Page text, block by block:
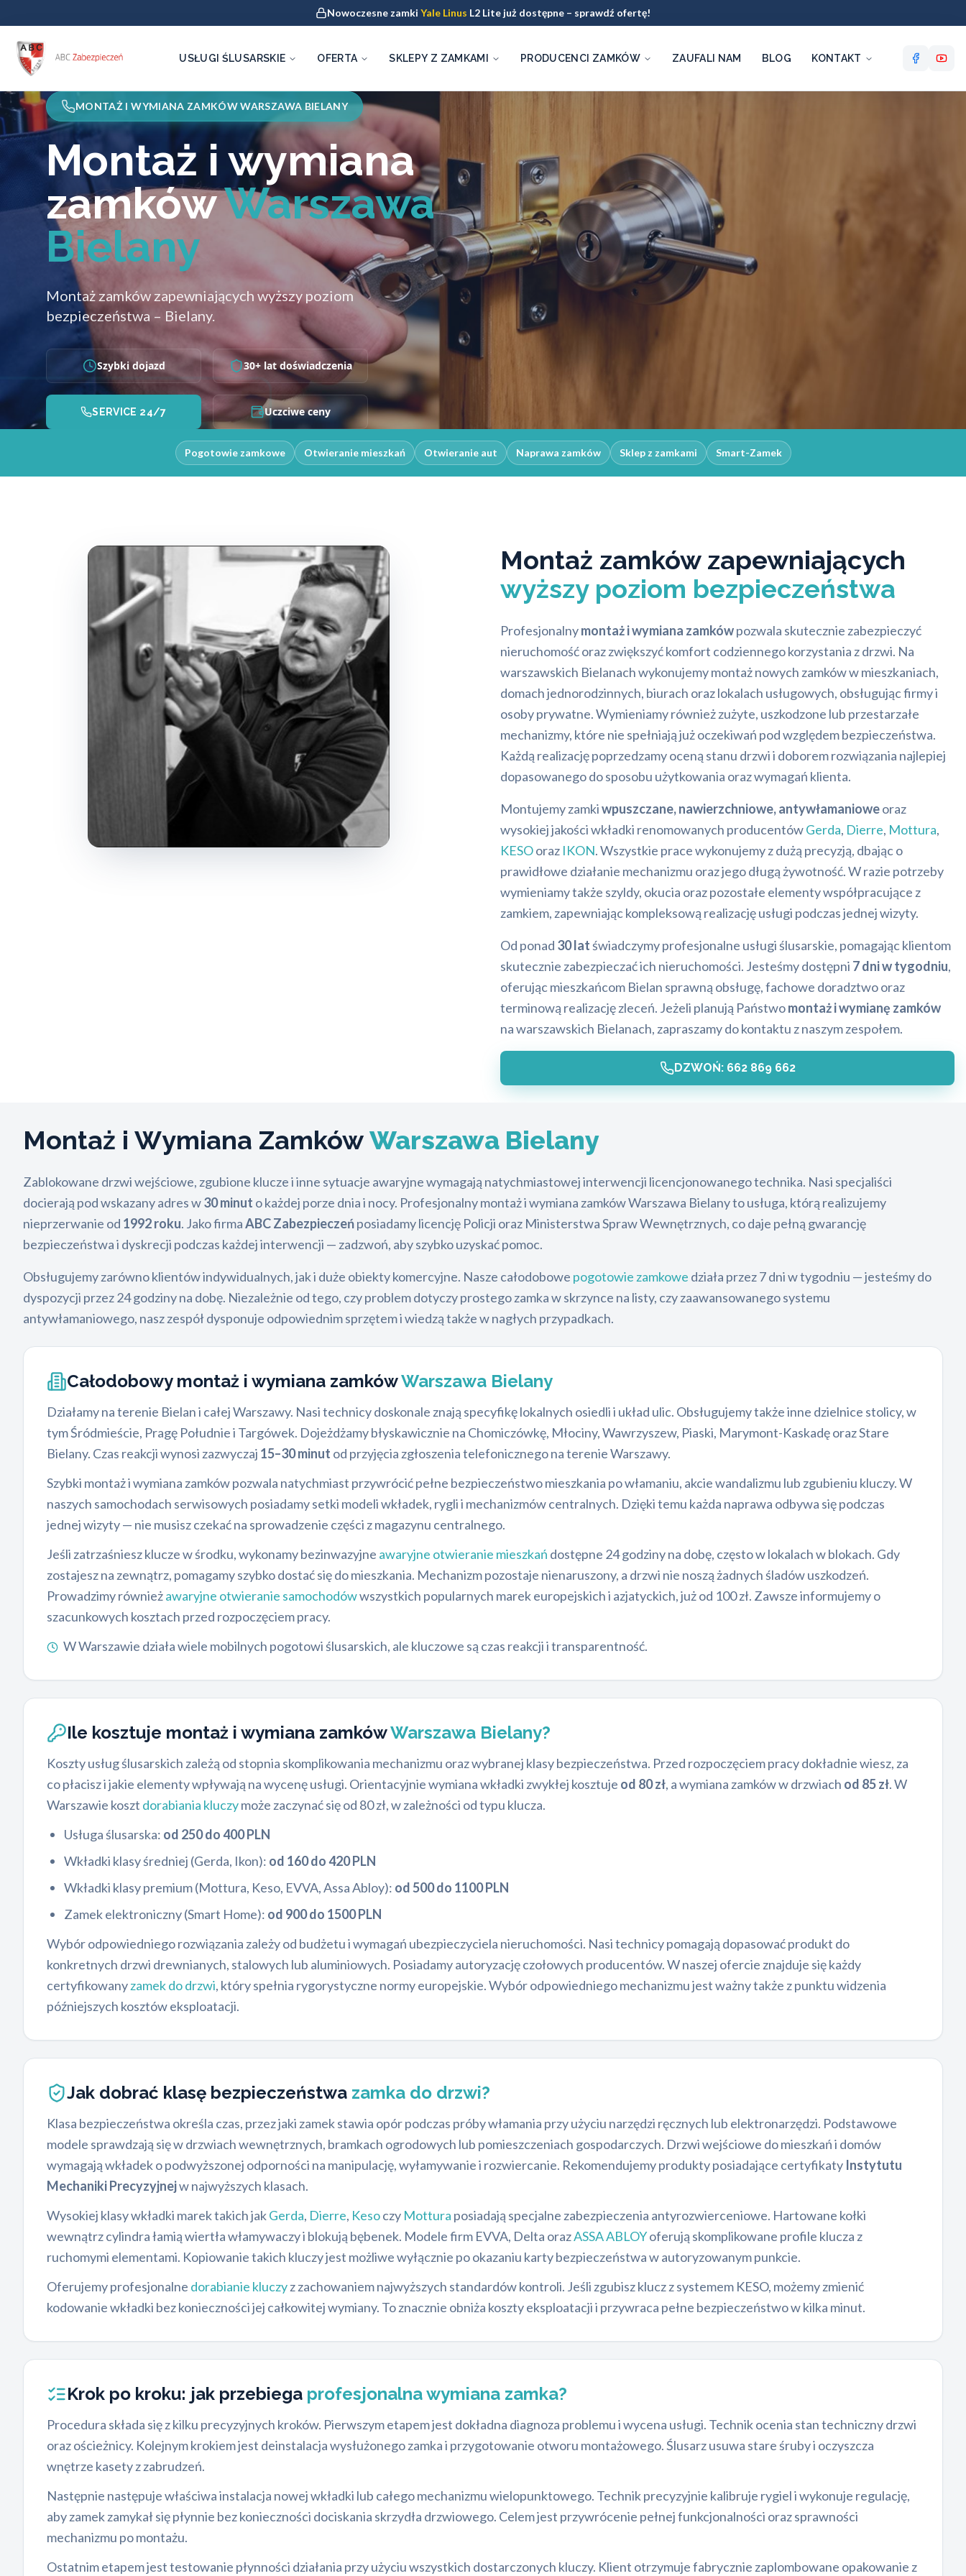
Nowoczesne zamki Yale Linus L2 Lite już dostępne – sprawdź ofertę!
USŁUGI ŚLUSARSKIE OFERTA SKLEPY Z ZAMKAMI PRODUCENCI ZAMKÓW ZAUFALI NAM BLOG KONTAKT
MONTAŻ I WYMIANA ZAMKÓW WARSZAWA BIELANY
Montaż i wymiana
zamkówWarszawa
Bielany
Montaż zamków zapewniających wyższy poziom
bezpieczeństwa – Bielany.
Szybki dojazd 30+ lat doświadczenia
SERVICE 24/7 Uczciwe ceny
Pogotowie zamkowe Otwieranie mieszkań Otwieranie aut Naprawa zamków Sklep z zamkami Smart-Zamek
Montaż zamków zapewniających
wyższy poziom bezpieczeństwa
Profesjonalnymontaż i wymiana zamkówpozwala skutecznie zabezpieczyć
nieruchomość oraz zwiększyć komfort codziennego korzystania z drzwi. Na
warszawskich Bielanach wykonujemy montaż nowych zamków w mieszkaniach,
domach jednorodzinnych, biurach oraz lokalach usługowych, obsługując firmy i
osoby prywatne. Wymieniamy również zużyte, uszkodzone lub przestarzałe
mechanizmy, które nie spełniają już oczekiwań pod względem bezpieczeństwa.
Każdą realizację poprzedzamy oceną stanu drzwi i doborem rozwiązania najlepiej
dopasowanego do sposobu użytkowania oraz wymagań klienta.
Montujemy zamkiwpuszczane, nawierzchniowe, antywłamanioweoraz
wysokiej jakości wkładki renomowanych producentówGerda, Dierre, Mottura,
KESOoraz IKON. Wszystkie prace wykonujemy z dużą precyzją, dbając o
prawidłowe działanie mechanizmu oraz jego długą żywotność. W razie potrzeby
wymieniamy także szyldy, okucia oraz pozostałe elementy współpracujące z
zamkiem, zapewniając kompleksową realizację usługi podczas jednej wizyty.
Od ponad 30 latświadczymy profesjonalne usługi ślusarskie, pomagając klientom
skutecznie zabezpieczać ich nieruchomości. Jesteśmy dostępni 7 dni w tygodniu,
oferując mieszkańcom Bielan sprawną obsługę, fachowe doradztwo oraz
terminową realizację zleceń. Jeżeli planują Państwomontaż i wymianę zamków
na warszawskich Bielanach, zapraszamy do kontaktu z naszym zespołem.
DZWOŃ: 662 869 662
Montaż i Wymiana ZamkówWarszawa Bielany
Zablokowane drzwi wejściowe, zgubione klucze i inne sytuacje awaryjne wymagają natychmiastowej interwencji licencjonowanego technika. Nasi specjaliści
docierają pod wskazany adres w30 minut o każdej porze dnia i nocy. Profesjonalny montaż i wymiana zamków Warszawa Bielany to usługa, którą realizujemy
nieprzerwanie od 1992 roku. Jako firmaABC Zabezpieczeńposiadamy licencję Policji oraz Ministerstwa Spraw Wewnętrznych, co daje pełną gwarancję
bezpieczeństwa i dyskrecji podczas każdej interwencji — zadzwoń, aby szybko uzyskać pomoc.
Obsługujemy zarówno klientów indywidualnych, jak i duże obiekty komercyjne. Nasze całodobowe pogotowie zamkowe działa przez 7 dni w tygodniu — jesteśmy do
dyspozycji przez 24 godziny na dobę. Niezależnie od tego, czy problem dotyczy prostego zamka w skrzynce na listy, czy zaawansowanego systemu
antywłamaniowego, nasz zespół dysponuje odpowiednim sprzętem i wiedzą także w nagłych przypadkach.
Całodobowy montaż i wymiana zamkówWarszawa Bielany
Działamy na terenie Bielan i całej Warszawy. Nasi technicy doskonale znają specyfikę lokalnych osiedli i układ ulic. Obsługujemy także inne dzielnice stolicy, w
tym Śródmieście, Pragę Południe i Targówek. Dojeżdżamy błyskawicznie na Chomiczówkę, Młociny, Wawrzyszew, Piaski, Marymont-Kaskadę oraz Stare
Bielany. Czas reakcji wynosi zazwyczaj 15–30 minut od przyjęcia zgłoszenia telefonicznego na terenie Warszawy.
Szybki montaż i wymiana zamków pozwala natychmiast przywrócić pełne bezpieczeństwo mieszkania po włamaniu, akcie wandalizmu lub zgubieniu kluczy. W
naszych samochodach serwisowych posiadamy setki modeli wkładek, rygli i mechanizmów centralnych. Dzięki temu każda naprawa odbywa się podczas
jednej wizyty — nie musisz czekać na sprowadzenie części z magazynu centralnego.
Jeśli zatrzaśniesz klucze w środku, wykonamy bezinwazyjne awaryjne otwieranie mieszkań dostępne 24 godziny na dobę, często w lokalach w blokach. Gdy
zostajesz na zewnątrz, pomagamy szybko dostać się do mieszkania. Mechanizm pozostaje nienaruszony, a drzwi nie noszą żadnych śladów uszkodzeń.
Prowadzimy równieżawaryjne otwieranie samochodówwszystkich popularnych marek europejskich i azjatyckich, już od 100 zł. Zawsze informujemy o
szacunkowych kosztach przed rozpoczęciem pracy.
W Warszawie działa wiele mobilnych pogotowi ślusarskich, ale kluczowe są czas reakcji i transparentność.
Ile kosztuje montaż i wymiana zamkówWarszawa Bielany?
Koszty usług ślusarskich zależą od stopnia skomplikowania mechanizmu oraz wybranej klasy bezpieczeństwa. Przed rozpoczęciem pracy dokładnie wiesz, za
co płacisz i jakie elementy wpływają na wycenę usługi. Orientacyjnie wymiana wkładki zwykłej kosztuje od 80 zł, a wymiana zamków w drzwiach od 85 zł. W
Warszawie koszt dorabiania kluczymoże zaczynać się od 80 zł, w zależności od typu klucza.
Usługa ślusarska: od 250 do 400 PLN
Wkładki klasy średniej (Gerda, Ikon): od 160 do 420 PLN
Wkładki klasy premium (Mottura, Keso, EVVA, Assa Abloy): od 500 do 1100 PLN
Zamek elektroniczny (Smart Home): od 900 do 1500 PLN
Wybór odpowiedniego rozwiązania zależy od budżetu i wymagań ubezpieczyciela nieruchomości. Nasi technicy pomagają dopasować produkt do
konkretnych drzwi drewnianych, stalowych lub aluminiowych. Posiadamy autoryzację czołowych producentów. W naszej ofercie znajduje się każdy
certyfikowanyzamek do drzwi, który spełnia rygorystyczne normy europejskie. Wybór odpowiedniego mechanizmu jest ważny także z punktu widzenia
późniejszych kosztów eksploatacji.
Jak dobrać klasę bezpieczeństwa zamka do drzwi?
Klasa bezpieczeństwa określa czas, przez jaki zamek stawia opór podczas próby włamania przy użyciu narzędzi ręcznych lub elektronarzędzi. Podstawowe
modele sprawdzają się w drzwiach wewnętrznych, bramkach ogrodowych lub pomieszczeniach gospodarczych. Drzwi wejściowe do mieszkań i domów
wymagają wkładek o podwyższonej odporności na manipulację, wyłamywanie i rozwiercanie. Rekomendujemy produkty posiadające certyfikaty Instytutu
Mechaniki Precyzyjnejw najwyższych klasach.
Wysokiej klasy wkładki marek takich jakGerda, Dierre, Kesoczy Mottura posiadają specjalne zabezpieczenia antyrozwierceniowe. Hartowane kołki
wewnątrz cylindra łamią wiertła włamywaczy i blokują bębenek. Modele firm EVVA, Delta orazASSA ABLOYoferują skomplikowane profile klucza z
ruchomymi elementami. Kopiowanie takich kluczy jest możliwe wyłącznie po okazaniu karty bezpieczeństwa w autoryzowanym punkcie.
Oferujemy profesjonalne dorabianie kluczyz zachowaniem najwyższych standardów kontroli. Jeśli zgubisz klucz z systemem KESO, możemy zmienić
kodowanie wkładki bez konieczności jej całkowitej wymiany. To znacznie obniża koszty eksploatacji i przywraca pełne bezpieczeństwo w kilka minut.
Krok po kroku: jak przebiega profesjonalna wymiana zamka?
Procedura składa się z kilku precyzyjnych kroków. Pierwszym etapem jest dokładna diagnoza problemu i wycena usługi. Technik ocenia stan techniczny drzwi
oraz ościeżnicy. Kolejnym krokiem jest deinstalacja wysłużonego zamka i przygotowanie otworu montażowego. Ślusarz usuwa stare śruby i oczyszcza
wnętrze kasety z zabrudzeń.
Następnie następuje właściwa instalacja nowej wkładki lub całego mechanizmu wielopunktowego. Technik precyzyjnie kalibruje rygiel i wykonuje regulację,
aby zamek zamykał się płynnie bez konieczności dociskania skrzydła drzwiowego. Celem jest przywrócenie pełnej funkcjonalności oraz sprawności
mechanizmu po montażu.
Ostatnim etapem jest testowanie płynności działania przy użyciu wszystkich dostarczonych kluczy. Klient otrzymuje fabrycznie zaplombowane opakowanie z